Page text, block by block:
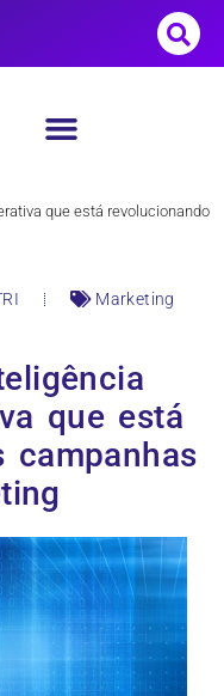
que está revolucionando
Marketing
que está
campanhas